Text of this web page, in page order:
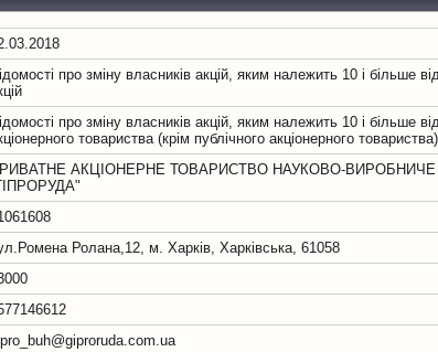
про зміну власників акцій, яким належить 10 і більше
про зміну власників акцій, яким належить 10 і більше
товариства (крім публічного акціонерного товариства)
АКЦІОНЕРНЕ ТОВАРИСТВО НАУКОВО-
Ролана,12, м. Харків, Харківська, 61058